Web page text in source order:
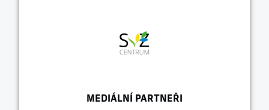
MEDIÁLNÍ PARTNEŘI